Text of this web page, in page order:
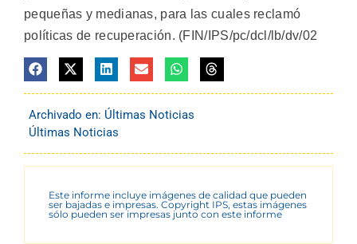
pequeñas y medianas, para las cuales reclamó
políticas de recuperación. (FIN/IPS/pc/dcl/lb/dv/02
Archivado en: Últimas Noticias
Últimas Noticias
Este informe incluye imágenes de calidad que pueden
ser bajadas e impresas. Copyright IPS, estas imágenes
sólo pueden ser impresas junto con este informe